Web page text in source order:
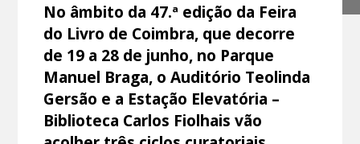
No âmbito da 47.ª edição da Feira
do Livro de Coimbra, que decorre
de 19 a 28 de junho, no Parque
Manuel Braga, o Auditório Teolinda
Gersão e a Estação Elevatória –
Biblioteca Carlos Fiolhais vão